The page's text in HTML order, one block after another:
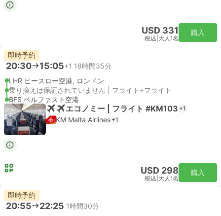
USD 331
税込 大人1名
購入
即時予約
20:30 15:05+1 18時間35分
LHR ヒースロー空港, ロンドン
乗り換えは保証されていません | フライト+フライト
BFS ベルファスト空港
エコノミー | フライト #KM103 +1
KM Malta Airlines +1
USD 298
税込 大人1名
購入
即時予約
20:55 22:25 1時間30分